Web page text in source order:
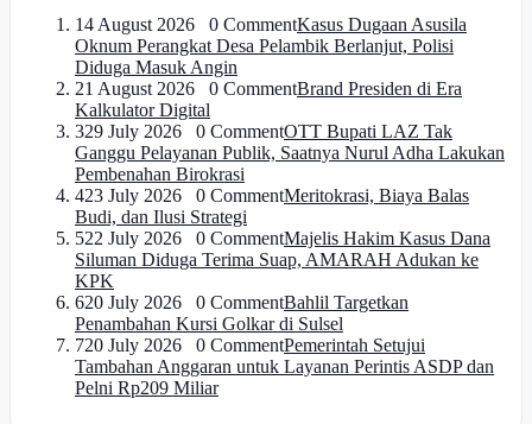
14 August 2026 0 CommentKasus Dugaan Asusila
Oknum Perangkat Desa Pelambik Berlanjut, Polisi
Diduga Masuk Angin
21 August 2026 0 CommentBrand Presiden di Era
Kalkulator Digital
329 July 2026 0 CommentOTT Bupati LAZ Tak
Ganggu Pelayanan Publik, Saatnya Nurul Adha Lakukan
Pembenahan Birokrasi
423 July 2026 0 CommentMeritokrasi, Biaya Balas
Budi, dan Ilusi Strategi
522 July 2026 0 CommentMajelis Hakim Kasus Dana
Siluman Diduga Terima Suap, AMARAH Adukan ke
KPK
620 July 2026 0 CommentBahlil Targetkan
Penambahan Kursi Golkar di Sulsel
720 July 2026 0 CommentPemerintah Setujui
Tambahan Anggaran untuk Layanan Perintis ASDP dan
Pelni Rp209 Miliar